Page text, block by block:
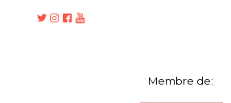
Membre de: